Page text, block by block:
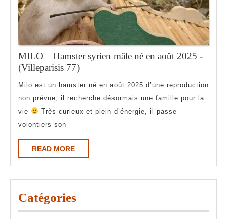
MILO – Hamster syrien mâle né en août 2025 -
(Villeparisis 77)MILO
Hamster
syrien
mâle
en
2025
(Villeparisis
Milo est un hamster né en août 2025 d’une reproduction
non prévue, il recherche désormais une famille pour la
vie
Très curieux et plein d’énergie, il passe
volontiers son
READ MOREREAD
MORE
Catégories